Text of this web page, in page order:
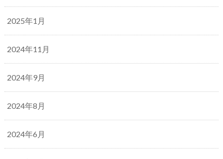
2025年1月
2024年11月
2024年9月
2024年8月
2024年6月